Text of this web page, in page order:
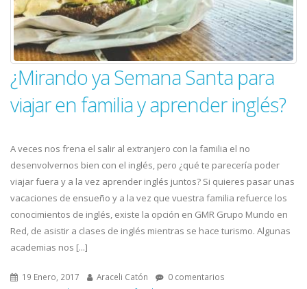
¿Mirando ya Semana Santa para
viajar en familia y aprender inglés?
A veces nos frena el salir al extranjero con la familia el no
desenvolvernos bien con el inglés, pero ¿qué te parecería poder
viajar fuera y a la vez aprender inglés juntos? Si quieres pasar unas
vacaciones de ensueño y a la vez que vuestra familia refuerce los
conocimientos de inglés, existe la opción en GMR Grupo Mundo en
Red, de asistir a clases de inglés mientras se hace turismo. Algunas
academias nos [...]
19 Enero, 2017 Araceli Catón
0 comentarios